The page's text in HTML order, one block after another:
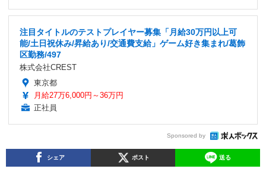
注目タイトルのテストプレイヤー募集「月給30万円以上可
能/土日祝休み/昇給あり/交通費支給」ゲーム好き集まれ/葛飾
区勤務/497
株式会社CREST
東京都
月給27万6,000円～36万円
正社員
Sponsored by
シェア ポスト 送る